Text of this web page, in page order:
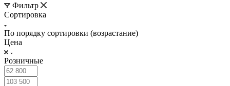
Фильтр
Сортировка
По порядку сортировки (возрастание)
Цена
Розничные